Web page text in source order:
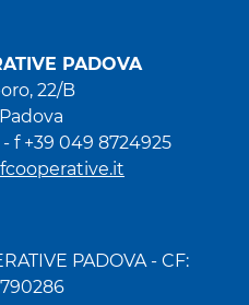
PADOVA
22/B
- f +39 049 8724925
PADOVA - CF: